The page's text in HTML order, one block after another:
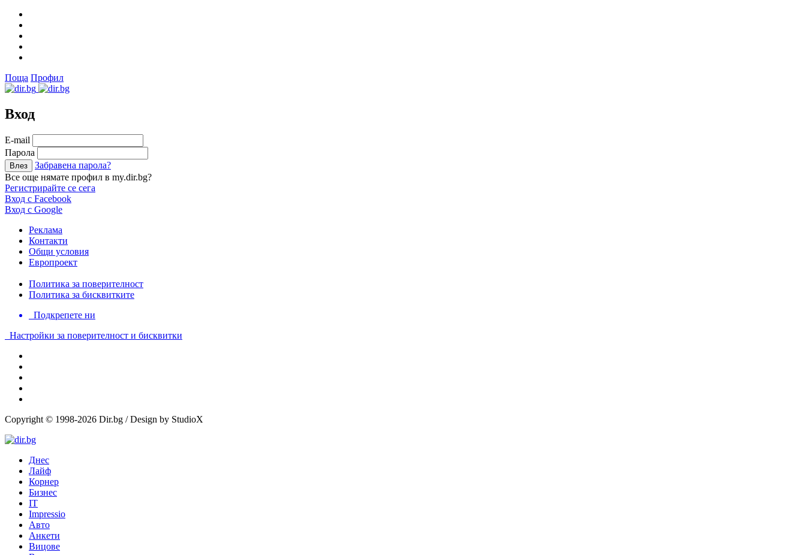
Поща Профил
Вход
Е-mail
Парола
Забравена парола?
Все още нямате профил в my.dir.bg?
Регистрирайте се сега
Вход с Facebook
Вход с Google
Реклама
Контакти
Общи условия
Европроект
Политика за поверителност
Политика за бисквитките
Подкрепете ни
Настройки за поверителност и бисквитки
Copyright © 1998-2026 Dir.bg / Design by StudioX
Днес
Лайф
Корнер
Бизнес
IT
Impressio
Авто
Анкети
Вицове